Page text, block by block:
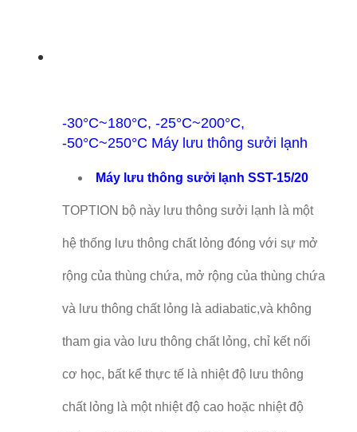
-30°C~180°C, -25°C~200°C,
-50°C~250°C Máy lưu thông sưởi lạnh
Máy lưu thông sưởi lạnh SST-15/20
TOPTION bộ này lưu thông sưởi lạnh là một
hệ thống lưu thông chất lỏng đóng với sự mở
rộng của thùng chứa, mở rộng của thùng chứa
và lưu thông chất lỏng là adiabatic,và không
tham gia vào lưu thông chất lỏng, chỉ kết nối
cơ học, bất kể thực tế là nhiệt độ lưu thông
chất lỏng là một nhiệt độ cao hoặc nhiệt độ